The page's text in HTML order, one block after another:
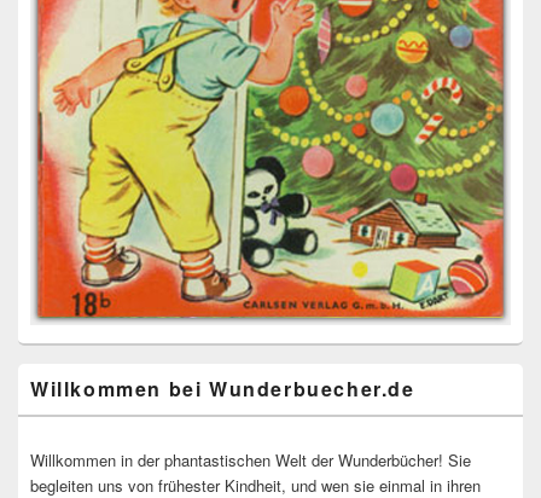
Willkommen bei Wunderbuecher.de
Willkommen in der phantastischen Welt der Wunderbücher! Sie
begleiten uns von frühester Kindheit, und wen sie einmal in ihren